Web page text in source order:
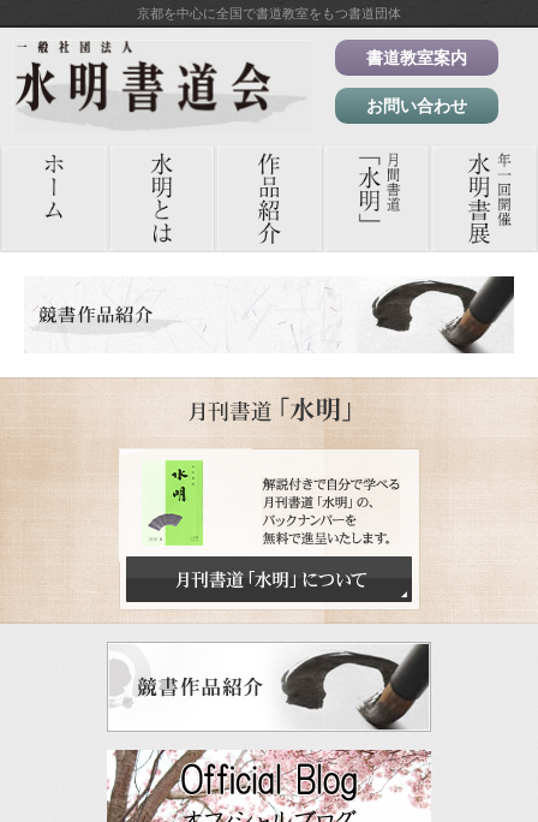
京都を中心に全国で書道教室をもつ書道団体
書道教室案内
お問い合わせ